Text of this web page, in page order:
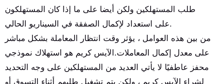
طلب المستهلكين ولكن أيضا على ما إذا كان المستهلكون
على استعداد لإكمال الصفقة في السيناريو الحالي.
من بين هذه العوامل ، يؤثر وقت انتظار المعاملة بشكل مباشر
على معدل إكمال المعاملات.الآيس كريم هو استهلاك نموذجي
محفز عاطفيًا لا يأتي العديد من المستهلكين على وجه التحديد
لشراء الآيس كريم ، ولكن يتم تشغيل طلبهم أثناء التسوق أو